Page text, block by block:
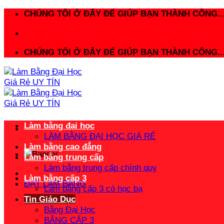
CHÚNG TÔI Ở ĐÂY ĐỂ GIÚP BẠN THÀNH
CHÚNG TÔI Ở ĐÂY ĐỂ GIÚP BẠN THÀNH
ĐẶT LÀM BẰNG
Làm bằng đại học
LÀM BẰNG ĐẠI HỌC GIÁ RẺ
Làm bằng cao đẳng
Làm bằng trung cấp
Làm bằng trung cấp chính quy
Làm bằng cấp 3
Làm bằng cấp 3 có học bạ
Tin Giáo Dục
Bằng Đại Học
BẰNG CẤP 3